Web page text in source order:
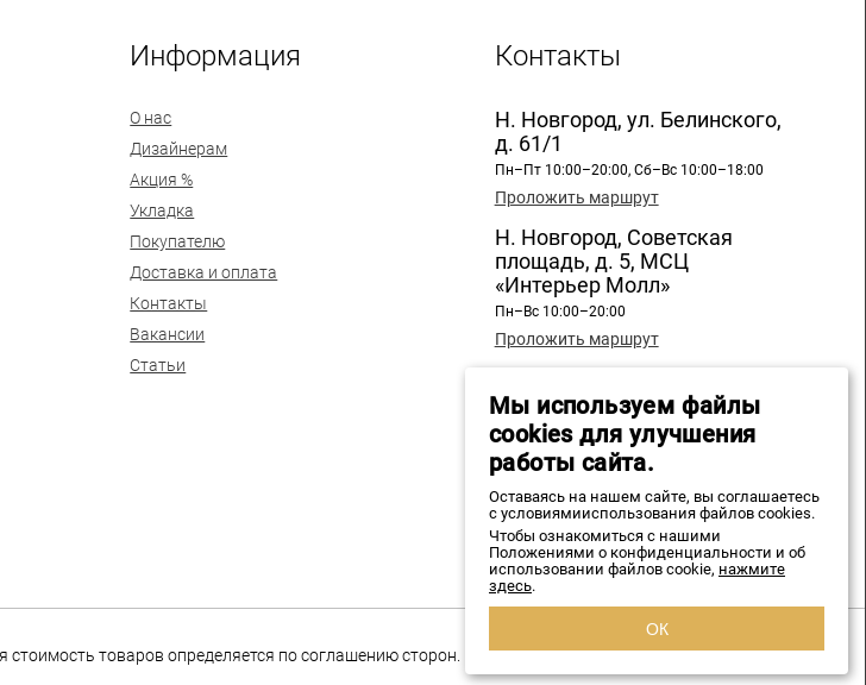
Информация
О нас
Дизайнерам
Акция %
Укладка
Покупателю
Доставка и оплата
Контакты
Вакансии
Статьи
Контакты
Н. Новгород, ул. Белинского,
д. 61/1
Пн–Пт 10:00–20:00, Сб–Вс 10:00–18:00
Проложить маршрут
Н. Новгород, Советская
площадь, д. 5, МСЦ
«Интерьер Молл»
Пн–Вс 10:00–20:00
Проложить маршрут
13, СЦ «Бекетов»
Пн–Вс 10:00–20:00
Проложить маршрут
+7 960 196 89 20
spmozaika@mail.ru
товаров определяется по соглашению сторон.
Мы используем файлы
cookies для улучшения
работы сайта.
Оставаясь на нашем сайте, вы соглашаетесь
с условиямииспользования файлов cookies.
Чтобы ознакомиться с нашими
Положениями о конфиденциальности и об
использовании файлов cookie, нажмите
здесь.
ОК